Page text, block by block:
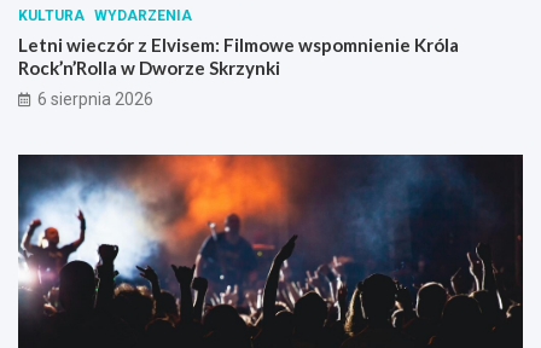
KULTURA WYDARZENIA
Letni wieczór z Elvisem: Filmowe wspomnienie Króla
Rock’n’Rolla w Dworze Skrzynki
6 sierpnia 2026